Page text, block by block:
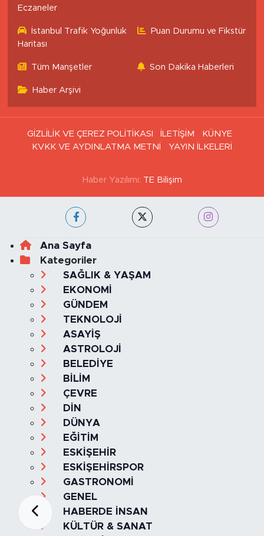
Eczaneler
İstanbul Trafik Yoğunluk
Haritası
Puan Durumu ve Fikstür
Tüm Manşetler Son Dakika Haberleri
Haber Arşivi
GİZLİLİK VE ÇEREZ POLİTİKASI İLETİŞİM
KÜNYE
KVKK VE AYDINLATMA METNİ
YAYIN İLKELERİ
Haber Yazılımı: TE Bilişim
Ana Sayfa
Kategoriler
SAĞLIK & YAŞAM
EKONOMİ
GÜNDEM
TEKNOLOJİ
ASAYİŞ
ASTROLOJİ
BELEDİYE
BİLİM
ÇEVRE
DİN
DÜNYA
EĞİTİM
ESKİŞEHİR
ESKİŞEHİRSPOR
GASTRONOMİ
GENEL
HABERDE İNSAN
KÜLTÜR & SANAT